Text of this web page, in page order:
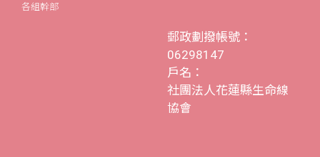
各組幹部
郵政劃撥帳號：
06298147
戶名：
社團法人花蓮縣生命線
協會